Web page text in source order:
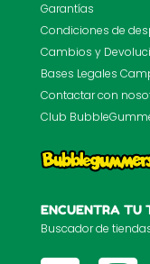
Garantías
Condiciones de
Cambios y
Bases Legales
Contactar con
Club
ENCUENTRA TU
Buscador de